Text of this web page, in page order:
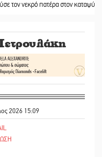
νεκρό πατέρα στον καταψύκτη ||
2026 15:09